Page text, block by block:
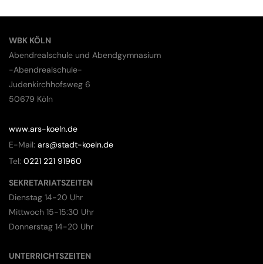
WBK KÖLN
Abendrealschule und Abendgymnasium
-Abendrealschule-
Judenkirchhofsweg 6
50679 Köln
www.ars-koeln.de
E-Mail: ars@stadt-koeln.de
Tel: 0221 221 91960
SEKRETARIATSZEITEN
Dienstag 14-20 Uhr
Mittwoch 15-15:30 Uhr
Donnerstag 14-20 Uhr
UNTERRICHTSZEITEN